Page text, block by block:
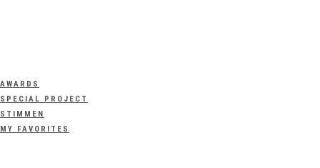
AWARDS
SPECIAL PROJECT
STIMMEN
MY FAVORITES